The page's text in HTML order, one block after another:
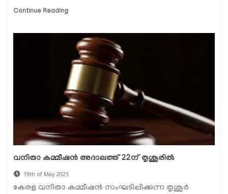
Continue Reading
വനിതാ കമ്മീഷന്‍ അദാലത്ത് 22ന് തൃശൂരില്‍
19th of May 2025
കേരള വനിതാ കമ്മീഷന്‍ സംഘടിപ്പിക്കുന്ന തൃശൂര്‍